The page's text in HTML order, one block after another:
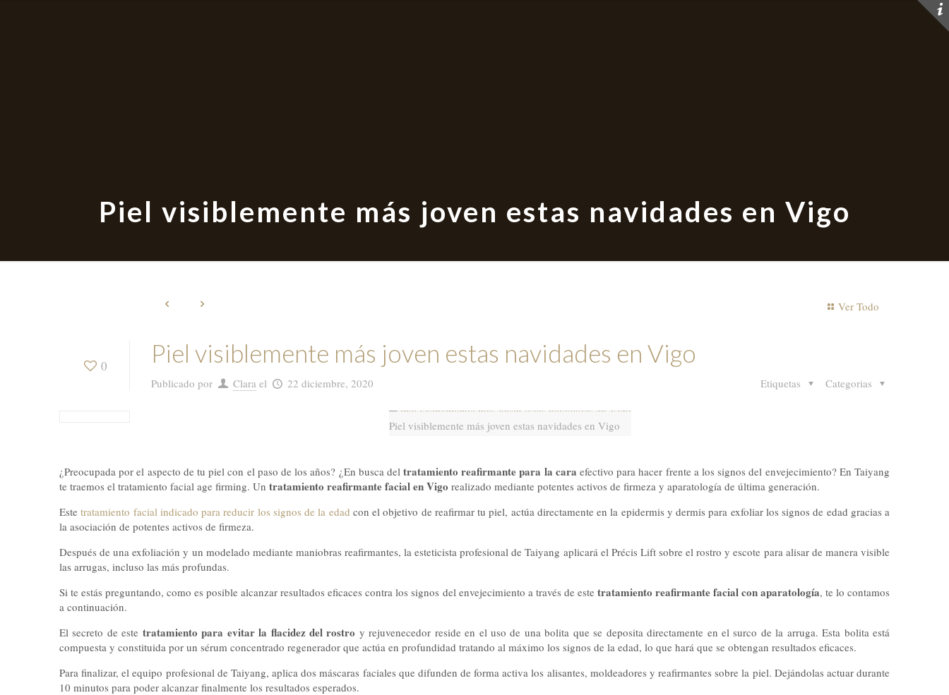
Piel visiblemente más joven estas navidades en Vigo
Ver Todo
0 Piel visiblemente más joven estas navidades en Vigo
Publicado por Clara el 22 diciembre, 2020 Categorias
Etiquetas
Piel visiblemente más joven estas navidades en Vigo
¿Preocupada por el aspecto de tu piel con el paso de los años? ¿En busca deltratamiento reafirmante para la cara efectivo para hacer frente a los signos del envejecimiento? En Taiyang
te traemos el tratamiento facial age firming. Un tratamiento reafirmante facial en Vigo realizado mediante potentes activos de firmeza y aparatología de última generación.
Estetratamiento facial indicado para reducir los signos de la edad con el objetivo de reafirmar tu piel, actúa directamente en la epidermis y dermis para exfoliar los signos de edad gracias a
la asociación de potentes activos de firmeza.
Después de una exfoliación y un modelado mediante maniobras reafirmantes, la esteticista profesional de Taiyang aplicará el Précis Lift sobre el rostro y escote para alisar de manera visible
las arrugas, incluso las más profundas.
Si te estás preguntando, como es posible alcanzar resultados eficaces contra los signos del envejecimiento a través de este tratamiento reafirmante facial con aparatología, te lo contamos
a continuación.
El secreto de este tratamiento para evitar la flacidez del rostro y rejuvenecedor reside en el uso de una bolita que se deposita directamente en el surco de la arruga. Esta bolita está
compuesta y constituida por un sérum concentrado regenerador que actúa en profundidad tratando al máximo los signos de la edad, lo que hará que se obtengan resultados eficaces.
Para finalizar, el equipo profesional de Taiyang, aplica dos máscaras faciales que difunden de forma activa los alisantes, moldeadores y reafirmantes sobre la piel. Dejándolas actuar durante
10 minutos para poder alcanzar finalmente los resultados esperados.